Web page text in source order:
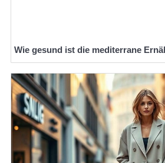
Wie gesund ist die mediterrane